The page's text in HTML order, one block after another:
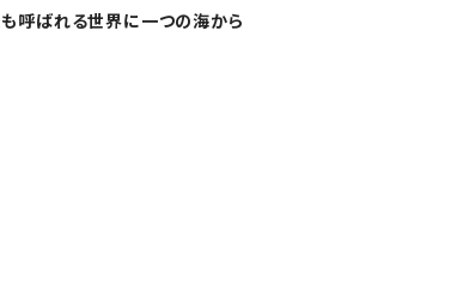
も呼ばれる世界に一つの海から